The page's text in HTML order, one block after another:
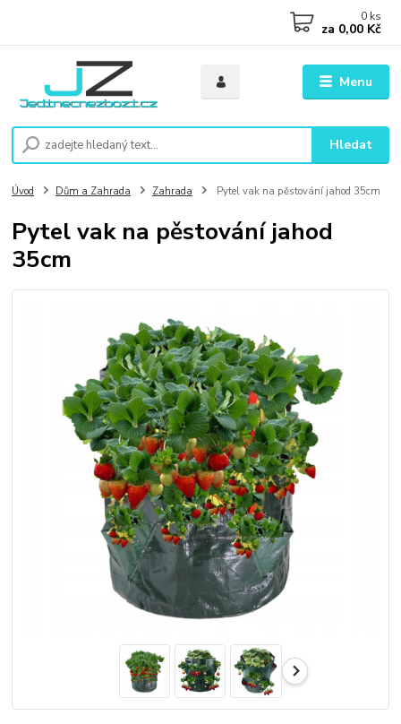
Menu
Hledat
0 ks
za 0,00 Kč
Úvod Dům a Zahrada Zahrada Pytel vak na pěstování jahod 35cm
Pytel vak na pěstování jahod
35cm